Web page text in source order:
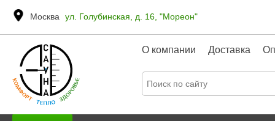
Москва ул. Голубинская, д. 16, "Мореон"
О компании Доставка